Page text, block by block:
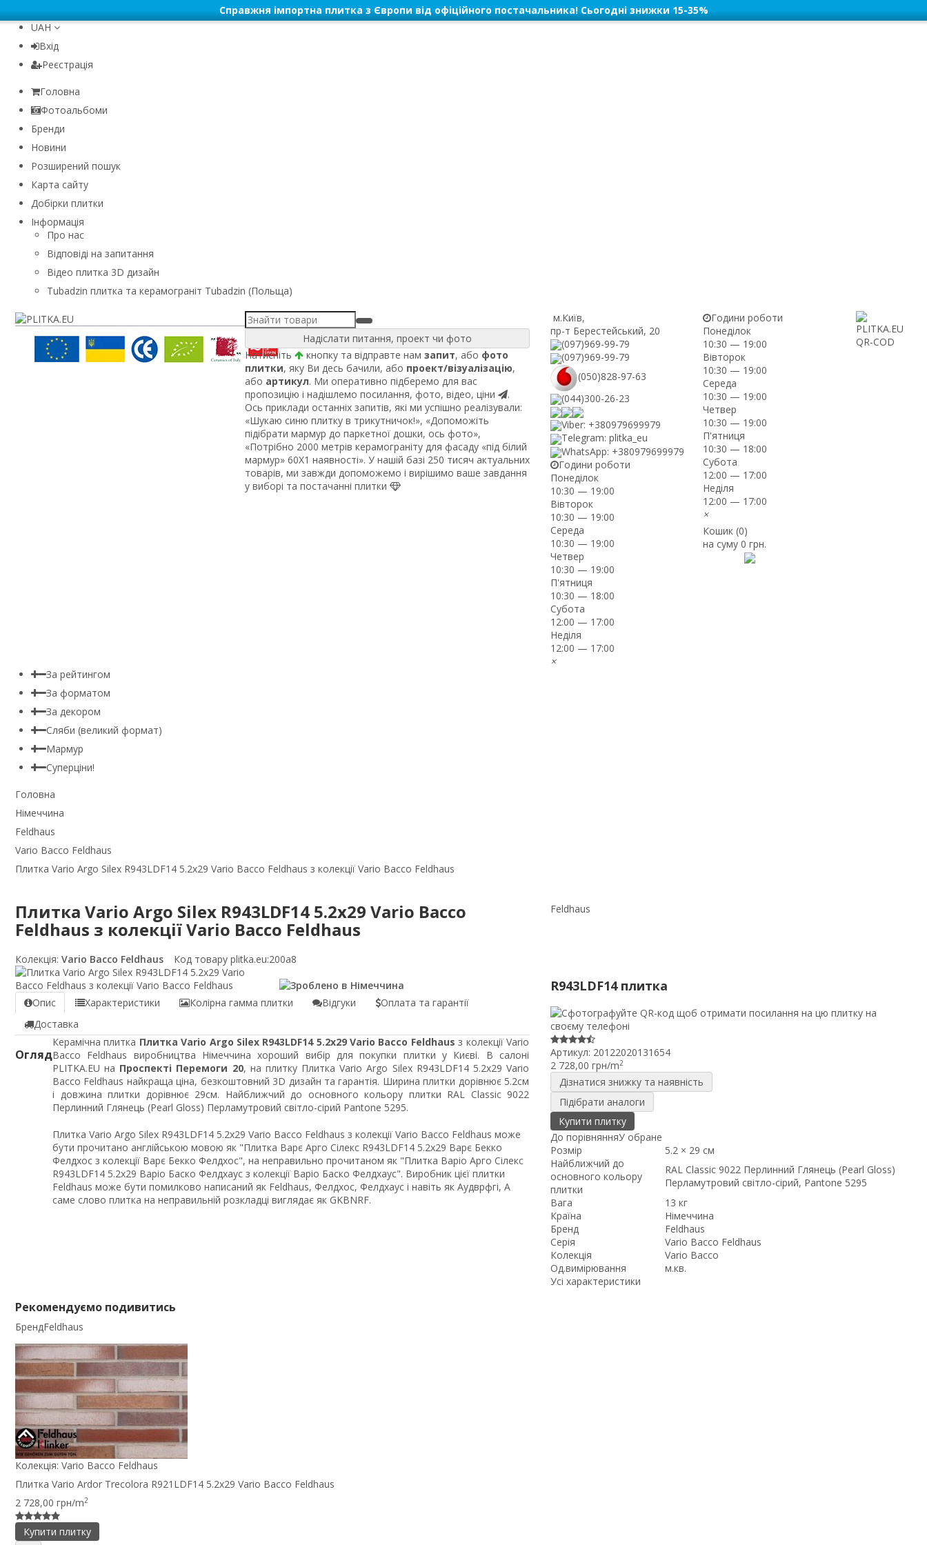
Справжня імпортна плитка з Європи від офіційного постачальника! Сьогодні знижки 15-35%
UAH
Вхід
Реєстрація
Головна
Фотоальбоми
Бренди
Новини
Розширений пошук
Карта сайту
Добірки плитки
Інформація
Про нас
Відповіді на запитання
Відео плитка 3D дизайн
Tubadzin плитка та керамограніт Tubadzin (Польща)
Надіслати питання, проект чи фото
Натисніть
кнопку та відправте нам запит, або фото
плитки, яку Ви десь бачили, або проект/візуалізацію,
або артикул. Ми оперативно підберемо для вас
пропозицію і надішлемо посилання, фото, відео, ціни
.
Ось приклади останніх запитів, які ми успішно реалізували:
«Шукаю синю плитку в трикутничок!», «Допоможіть
підібрати мармур до паркетної дошки, ось фото»,
«Потрібно 2000 метрів керамограніту для фасаду «під білий
мармур» 60Х1 наявності». У нашій базі 250 тисяч актуальних
товарів, ми завжди допоможемо і вирішимо ваше завдання
у виборі та постачанні плитки
м.Київ,
пр-т Берестейський, 20
(097)969-99-79
(097)969-99-79
(050)828-97-63
(044)300-26-23
Viber: +380979699979
Telegram: plitka_eu
WhatsApp: +380979699979
Години роботи
Понеділок
10:30 — 19:00
Вівторок
10:30 — 19:00
Середа
10:30 — 19:00
Четвер
10:30 — 19:00
П'ятниця
10:30 — 18:00
Субота
12:00 — 17:00
Неділя
12:00 — 17:00
×
Години роботи
Понеділок
10:30 — 19:00
Вівторок
10:30 — 19:00
Середа
10:30 — 19:00
Четвер
10:30 — 19:00
П'ятниця
10:30 — 18:00
Субота
12:00 — 17:00
Неділя
12:00 — 17:00
×
Кошик (0)
на суму0 грн.
За рейтингом
За форматом
За декором
Сляби (великий формат)
Мармур
Суперціни!
Головна
Німеччина
Feldhaus
Vario Bacco Feldhaus
Плитка Vario Argo Silex R943LDF14 5.2x29 Vario Bacco Feldhaus з колекції Vario Bacco Feldhaus
Плитка Vario Argo Silex R943LDF14 5.2x29 Vario Bacco
Feldhaus з колекції Vario Bacco Feldhaus
Feldhaus
Колекція: Vario Bacco Feldhaus Код товару plitka.eu:200a8
Опис Характеристики Колірна гамма плитки Відгуки
Оплата та гарантії
Доставка
Огляд
Керамічна плитка Плитка Vario Argo Silex R943LDF14 5.2x29 Vario Bacco Feldhaus з колекції Vario
Bacco Feldhaus виробництва Німеччина хороший вибір для покупки плитки у Києві. В салоні
PLITKA.EU на Проспекті Перемоги 20, на плитку Плитка Vario Argo Silex R943LDF14 5.2x29 Vario
Bacco Feldhaus найкраща ціна, безкоштовний 3D дизайн та гарантія. Ширина плитки дорівнює 5.2см
і довжина плитки дорівнює 29см. Найближчий до основного кольору плитки RAL Classic 9022
Перлинний Глянець (Pearl Gloss) Перламутровий світло-сірий Pantone 5295.
Плитка Vario Argo Silex R943LDF14 5.2x29 Vario Bacco Feldhaus з колекції Vario Bacco Feldhaus може
бути прочитано англійською мовою як "Плитка Варє Арго Сілекс R943LDF14 5.2x29 Варє Бекко
Фелдхос з колекції Варє Бекко Фелдхос", на неправильно прочитаном як "Плитка Варіо Арго Сілекс
R943LDF14 5.2x29 Варіо Баско Фелдхаус з колекції Варіо Баско Фелдхаус". Виробник цієї плитки
Feldhaus може бути помилково написаний як Feldhaus, Фелдхос, Фелдхаус і навіть як Аудврфгі, А
саме слово плитка на неправильній розкладці виглядає як GKBNRF.
R943LDF14 плитка
Артикул: 20122020131654
2 728,00 грн/m2
Дізнатися знижку та наявність
Підібрати аналоги
Купити плитку
До порівнянняУ обране
Розмір
5.2 × 29 см
Найближчий до
основного кольору
плитки
RAL Classic 9022 Перлинний Глянець (Pearl Gloss)
Перламутровий світло-сірий, Pantone 5295
Вага
13 кг
Країна
Німеччина
Бренд
Feldhaus
Серія
Vario Bacco Feldhaus
Колекція
Vario Bacco
Од.вимірювання
м.кв.
Усі характеристики
Рекомендуємо подивитись
БрендFeldhaus
Колекція: Vario Bacco Feldhaus
Плитка Vario Ardor Trecolora R921LDF14 5.2x29 Vario Bacco Feldhaus
2 728,00 грн/m2
Купити плитку